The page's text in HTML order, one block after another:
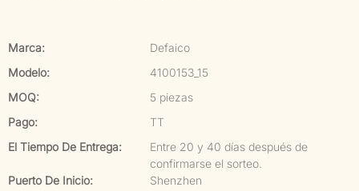
Marca:
Defaico
Modelo:
4100153_15
MOQ:
5 piezas
Pago:
TT
El Tiempo De Entrega:
Entre 20 y 40 días después de
confirmarse el sorteo.
Puerto De Inicio:
Shenzhen